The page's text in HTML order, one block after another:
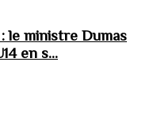
le ministre Dumas
en s...